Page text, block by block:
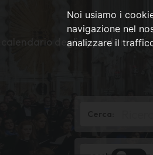
Noi usiamo i
navigazione nel
analizzare il
Il calendario degli